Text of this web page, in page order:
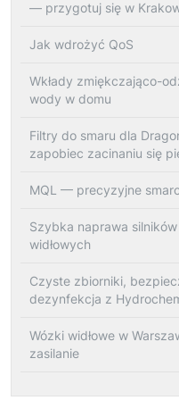
— przygotuj się w
Jak wdrożyć QoS
Wkłady zmiękczająco-
wody w domu
Filtry do smaru dla
zapobiec zacinaniu się
MQL — precyzyjne
Szybka naprawa
widłowych
Czyste zbiorniki,
dezynfekcja z
Wózki widłowe w
zasilanie